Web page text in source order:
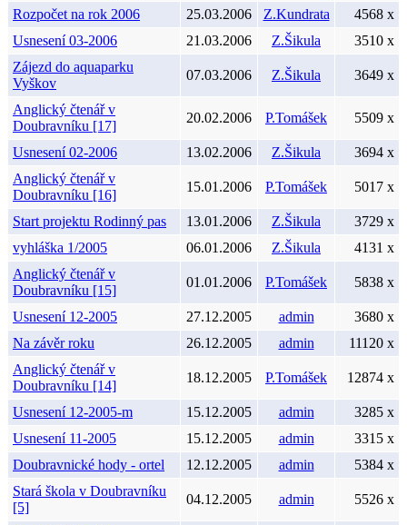
Rozpočet na rok 2006
25.03.2006 Z.Kundrata
4568 x
Usnesení 03-2006
21.03.2006 Z.Šikula
3510 x
Zájezd do aquaparku
Vyškov
07.03.2006 Z.Šikula 3649 x
Anglický čtenář v
Doubravníku [17]
20.02.2006 P.Tomášek 5509 x
Usnesení 02-2006 13.02.2006 Z.Šikula
3694 x
Anglický čtenář v
Doubravníku [16]
15.01.2006 P.Tomášek 5017 x
Start projektu Rodinný pas 13.01.2006 Z.Šikula
3729 x
vyhláška 1/2005
06.01.2006 Z.Šikula
4131 x
Anglický čtenář v
Doubravníku [15]
01.01.2006 P.Tomášek 5838 x
Usnesení 12-2005 27.12.2005 admin
3680 x
Na závěr roku
26.12.2005 admin
11120 x
Anglický čtenář v
Doubravníku [14]
18.12.2005 P.Tomášek 12874 x
Usnesení 12-2005-m 15.12.2005 admin
3285 x
Usnesení 11-2005
15.12.2005 admin
3315 x
Doubravnické hody - ortel
12.12.2005 admin
5384 x
Stará škola v Doubravníku
[5]
04.12.2005 admin 5526 x